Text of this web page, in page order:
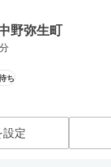
野弥生町
ち
設定